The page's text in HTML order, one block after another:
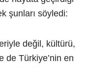
şunları söyledi:
değil, kültürü,
de Türkiye’nin en